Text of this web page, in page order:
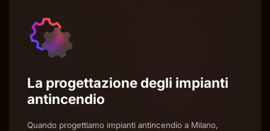
La progettazione degli impianti
antincendio
Quando progettiamo impianti antincendio a Milano,